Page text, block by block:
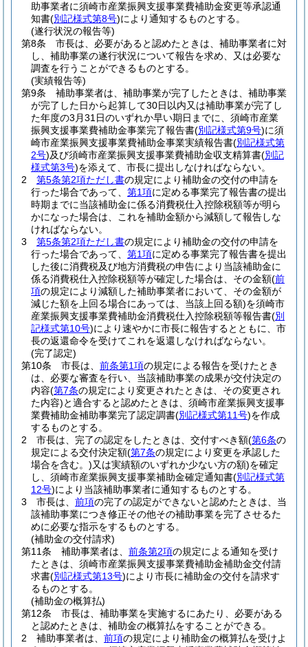
助事業者に須崎市産業振興支援事業費補助金変更等承認通
知書(別記様式第8号)により通知するものとする。
(遂行状況の報告等)
第8条
市長は、必要があると認めたときは、補助事業者に対
し、補助事業の遂行状況について報告を求め、又は必要な
調査を行うことができるものとする。
(実績報告等)
第9条
補助事業者は、補助事業が完了したときは、補助事業
が完了した日から起算して30日以内又は補助事業が完了し
た年度の3月31日のいずれか早い期日までに、須崎市産業
振興支援事業費補助金事業完了報告書(別記様式第9号)に須
崎市産業振興支援事業費補助金事業実績報告書(別記様式第
2号)及び須崎市産業振興支援事業費補助金収支精算書(別記
様式第3号)を添えて、市長に提出しなければならない。
2
第5条第2項ただし書の規定により補助金の交付の申請を
行った場合であって、 第1項に定める事業完了報告書の提出
時期までに当該補助金に係る消費税仕入控除税額等が明ら
かになった場合は、これを補助金額から減額して報告しな
ければならない。
3
第5条第2項ただし書の規定により補助金の交付の申請を
行った場合であって、 第1項に定める事業完了報告書を提出
した後に消費税及び地方消費税の申告により当該補助金に
係る消費税仕入控除税額等が確定した場合は、その金額(前
項の規定により減額した補助事業者において、その金額が
減じた額を上回る場合にあっては、当該上回る額)を須崎市
産業振興支援事業費補助金消費税仕入控除税額等報告書(別
記様式第10号)により速やかに市長に報告するとともに、市
長の返還命令を受けてこれを返還しなければならない。
(完了認定)
第10条
市長は、 前条第1項の規定による報告を受けたとき
は、必要な審査を行い、当該補助事業の成果が交付決定の
内容(第7条の規定により変更されたときは、その変更され
た内容)と適合すると認めたときは、須崎市産業振興支援事
業費補助金補助事業完了認定調書(別記様式第11号)を作成
するものとする。
2
市長は、完了の認定をしたときは、交付すべき額(第6条の
規定による交付決定額(第7条の規定により変更を承認した
場合を含む。)又は実績額のいずれか少ない方の額)を確定
し、須崎市産業振興支援事業補助金確定通知書(別記様式第
12号)により当該補助事業者に通知するものとする。
3
市長は、 前項の完了の認定ができないと認めたときは、当
該補助事業につき修正その他その補助事業を完了させるた
めに必要な指示をするものとする。
(補助金の交付請求)
第11条
補助事業者は、 前条第2項の規定による通知を受け
たときは、須崎市産業振興支援事業費補助金補助金交付請
求書(別記様式第13号)により市長に補助金の交付を請求す
るものとする。
(補助金の概算払)
第12条
市長は、補助事業を実施するにあたり、必要がある
と認めたときは、補助金の概算払をすることができる。
2
補助事業者は、 前項の規定により補助金の概算払を受けよ